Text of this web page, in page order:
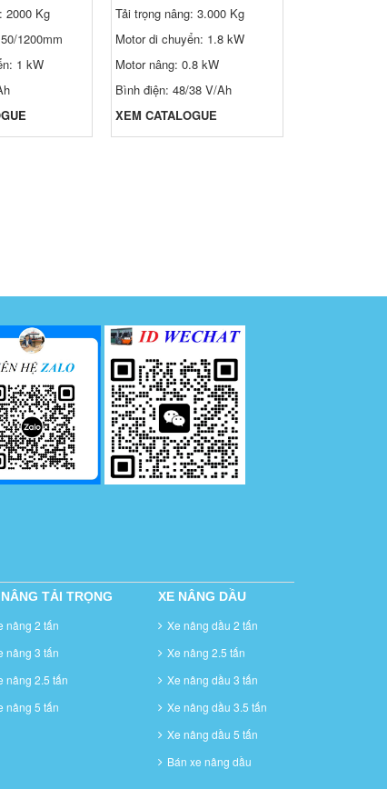
2000 Kg
1200mm
1 kW
Tải trọng nâng: 3.000 Kg
Motor di chuyển: 1.8 kW
Motor nâng: 0.8 kW
Bình điện: 48/38 V/Ah
XEM CATALOGUE
TẢI TRỌNG
nâng 2 tấn
nâng 3 tấn
nâng 2.5 tấn
nâng 5 tấn
XE NÂNG DẦU
Xe nâng dầu 2 tấn
Xe nâng 2.5 tấn
Xe nâng dầu 3 tấn
Xe nâng dầu 3.5 tấn
Xe nâng dầu 5 tấn
Bán xe nâng dầu